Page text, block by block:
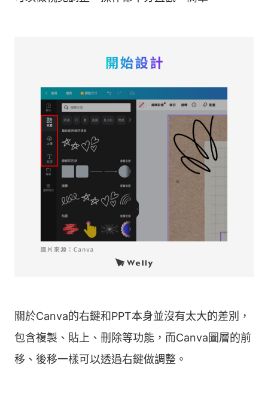
關於Canva的右鍵和PPT本身並沒有太大的差別，
包含複製、貼上、刪除等功能，而Canva圖層的前
移、後移一樣可以透過右鍵做調整。